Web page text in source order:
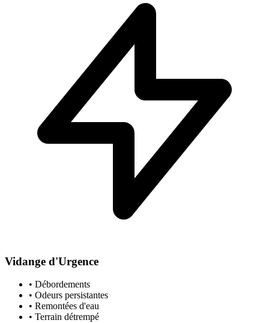
Vidange d'Urgence
• Débordements
• Odeurs persistantes
• Remontées d'eau
• Terrain détrempé